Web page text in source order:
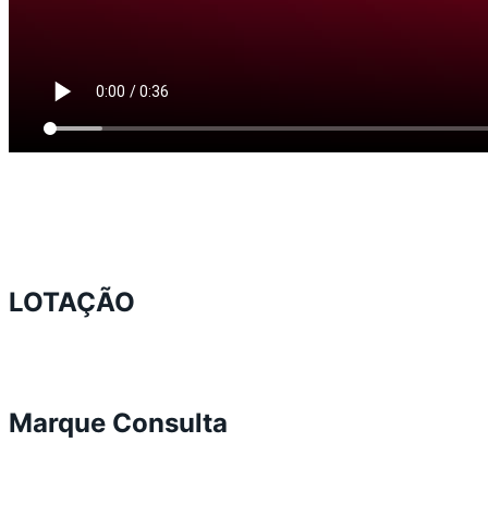
LOTAÇÃO
Marque Consulta